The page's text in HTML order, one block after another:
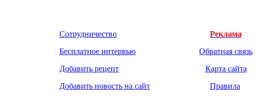
Сотрудничество
Бесплатное интервью
Добавить рецепт
Добавить новость на сайт
Реклама
Обратная связь
Карта сайта
Правила